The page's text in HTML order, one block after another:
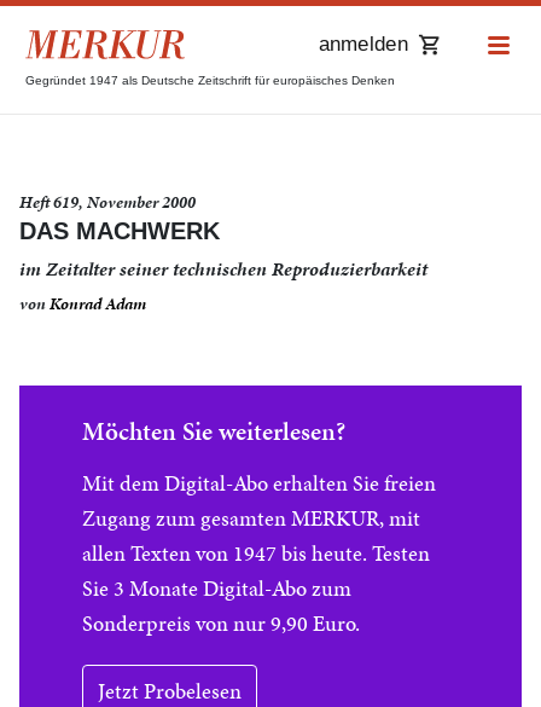
Gegründet 1947 als Deutsche Zeitschrift für europäisches Denken
anmelden
Heft 619, November 2000
DAS MACHWERK
im Zeitalter seiner technischen Reproduzierbarkeit
vonKonrad Adam
Möchten Sie weiterlesen?
Mit dem Digital-Abo erhalten Sie freien
Zugang zum gesamten MERKUR, mit
allen Texten von 1947 bis heute. Testen
Sie 3 Monate Digital-Abo zum
Sonderpreis von nur 9,90 Euro.
Jetzt Probelesen